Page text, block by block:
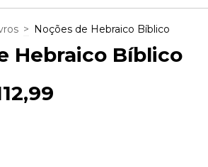
> Noções de Hebraico Bíblico
Hebraico Bíblico